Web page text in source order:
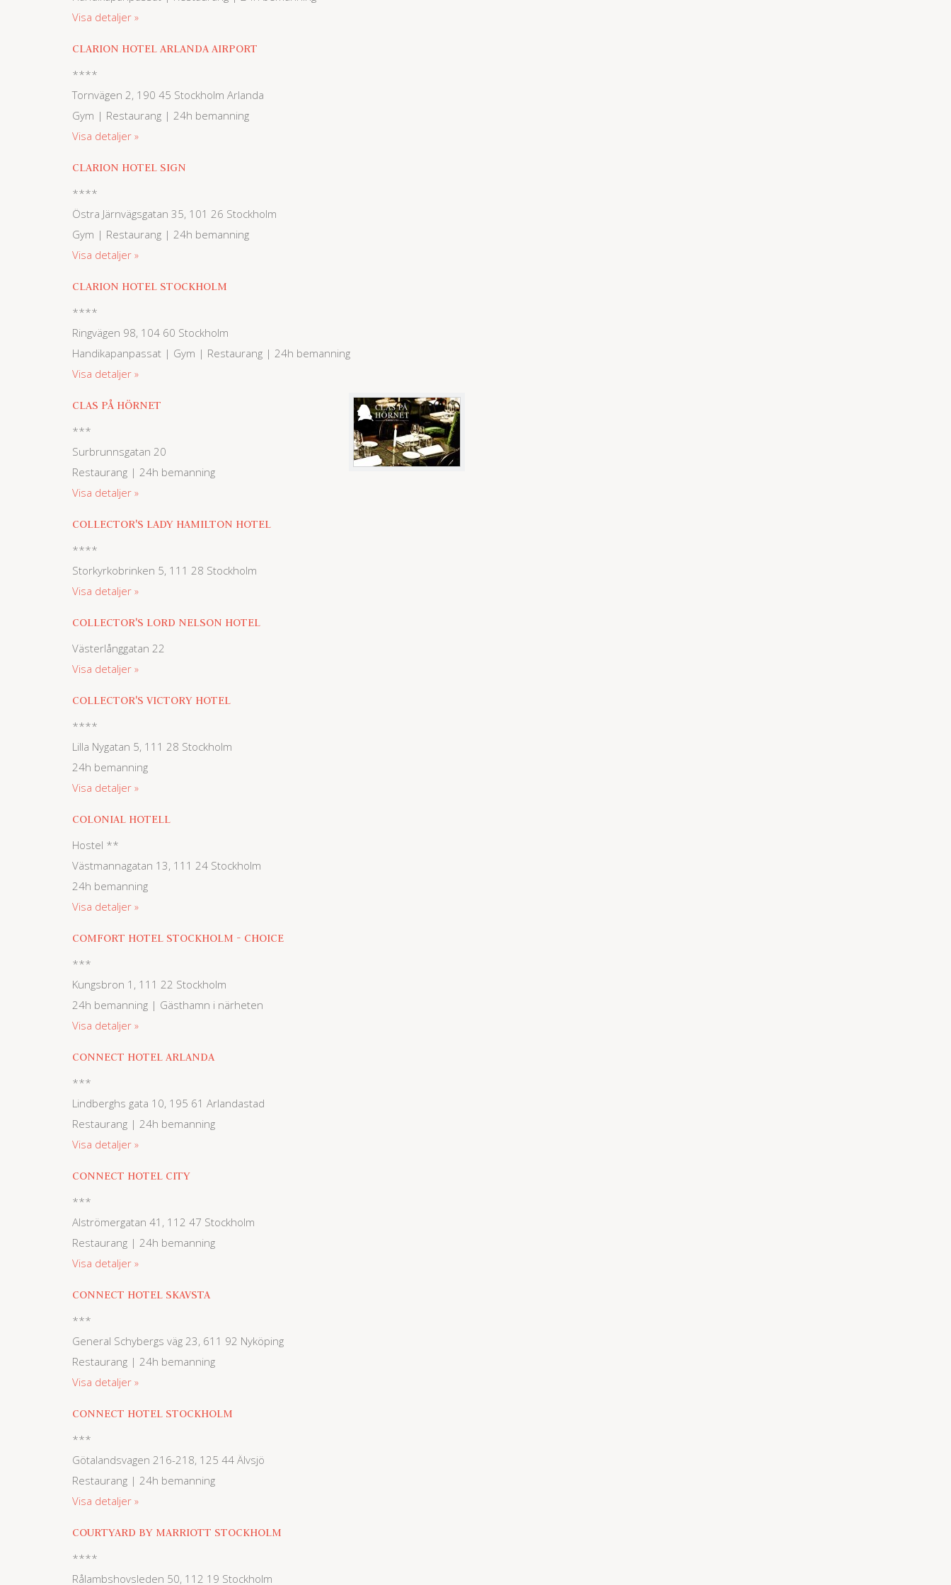
Visa detaljer
CLARION HOTEL ARLANDA AIRPORT
****
Tornvägen 2, 190 45 Stockholm Arlanda
Gym | Restaurang | 24h bemanning
Visa detaljer
CLARION HOTEL SIGN
****
Östra Järnvägsgatan 35, 101 26 Stockholm
Gym | Restaurang | 24h bemanning
Visa detaljer
CLARION HOTEL STOCKHOLM
****
Ringvägen 98, 104 60 Stockholm
Handikapanpassat | Gym | Restaurang | 24h bemanning
Visa detaljer
CLAS PÅ HÖRNET
***
Surbrunnsgatan 20
Restaurang | 24h bemanning
Visa detaljer
COLLECTOR'S LADY HAMILTON HOTEL
****
Storkyrkobrinken 5, 111 28 Stockholm
Visa detaljer
COLLECTOR'S LORD NELSON HOTEL
Västerlånggatan 22
Visa detaljer
COLLECTOR'S VICTORY HOTEL
****
Lilla Nygatan 5, 111 28 Stockholm
24h bemanning
Visa detaljer
COLONIAL HOTELL
Hostel **
Västmannagatan 13, 111 24 Stockholm
24h bemanning
Visa detaljer
COMFORT HOTEL STOCKHOLM - CHOICE
***
Kungsbron 1, 111 22 Stockholm
24h bemanning | Gästhamn i närheten
Visa detaljer
CONNECT HOTEL ARLANDA
***
Lindberghs gata 10, 195 61 Arlandastad
Restaurang | 24h bemanning
Visa detaljer
CONNECT HOTEL CITY
***
Alströmergatan 41, 112 47 Stockholm
Restaurang | 24h bemanning
Visa detaljer
CONNECT HOTEL SKAVSTA
***
General Schybergs väg 23, 611 92 Nyköping
Restaurang | 24h bemanning
Visa detaljer
CONNECT HOTEL STOCKHOLM
***
Götalandsvagen 216-218, 125 44 Älvsjö
Restaurang | 24h bemanning
Visa detaljer
COURTYARD BY MARRIOTT STOCKHOLM
****
Rålambshovsleden 50, 112 19 Stockholm